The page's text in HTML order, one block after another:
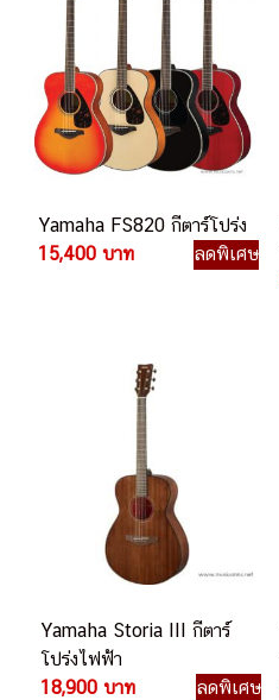
Yamaha FS820 กีตาร์โปร่ง
15,400 บาท
ลดพิเศษ
Yamaha Storia III กีตาร์
โปร่งไฟฟ้า
18,900 บาท
ลดพิเศษ